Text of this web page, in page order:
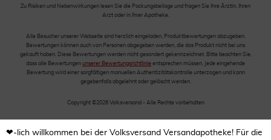
Zu Risiken und Nebenwirkungen lesen Sie die Packungsbeilage und fragen Sie Ihre Ärztin, Ihren
Arzt oder in Ihrer Apotheke.
Alle Besucher unserer Webseite sind herzlich eingeladen, Produktbewertungen abzugeben.
Bewertungen können auch von Personen abgegeben werden, die das Produkt nicht bei uns
gekauft haben. Diese Bewertungen werden nicht gesondert gekennzeichnet. Bitte beachten Sie,
dass alle Bewertungen unserer Bewertungsrichtlinie entsprechen müssen. Jede eingehende
Bewertung wird einer sorgfältigen manuellen Authentizitätskontrolle unterzogen und kann
gegebenfalls abgelehnt oder gelöscht werden.
Copyright ©2026 Volksversand - Alle Rechte vorbehalten
❤-lich willkommen bei der Volksversand Versandapotheke! Für die